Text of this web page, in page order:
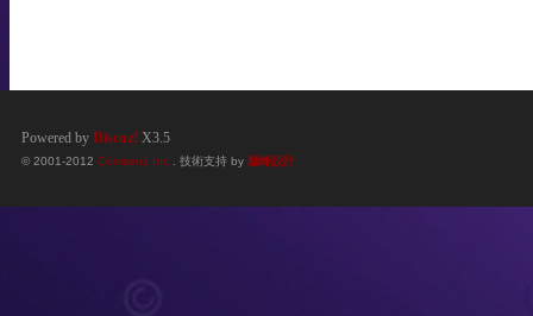
Powered by Discuz! X3.5
© 2001-2012 Comsenz Inc. . 技術支持 by 巔峰設計